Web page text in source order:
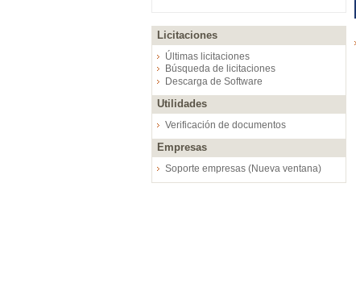
Licitaciones
Últimas licitaciones
Búsqueda de licitaciones
Descarga de Software
Utilidades
Verificación de documentos
Empresas
Soporte empresas (Nueva ventana)